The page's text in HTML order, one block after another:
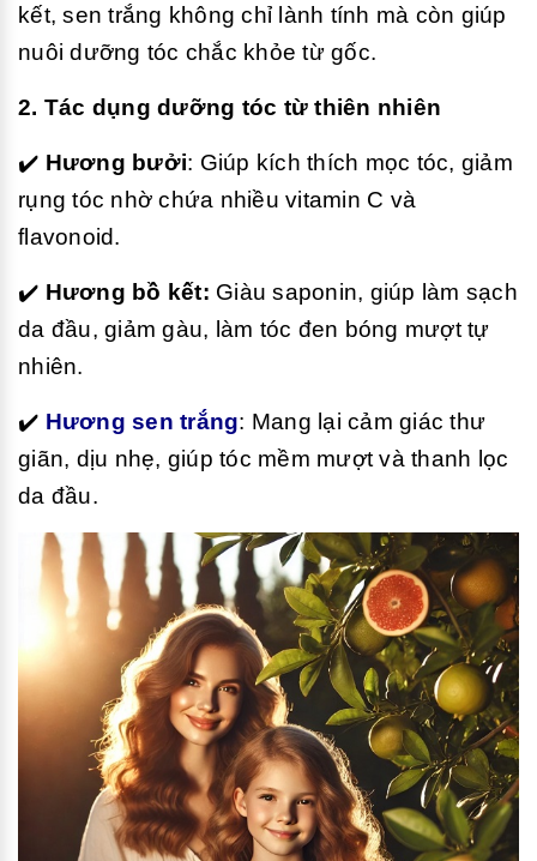
kết, sen trắng không chỉ lành tính mà còn giúp
nuôi dưỡng tóc chắc khỏe từ gốc.
2. Tác dụng dưỡng tóc từ thiên nhiên
✔️ Hương bưởi: Giúp kích thích mọc tóc, giảm
rụng tóc nhờ chứa nhiều vitamin C và
flavonoid.
✔️ Hương bồ kết: Giàu saponin, giúp làm sạch
da đầu, giảm gàu, làm tóc đen bóng mượt tự
nhiên.
✔️ Hương sen trắng: Mang lại cảm giác thư
giãn, dịu nhẹ, giúp tóc mềm mượt và thanh lọc
da đầu.